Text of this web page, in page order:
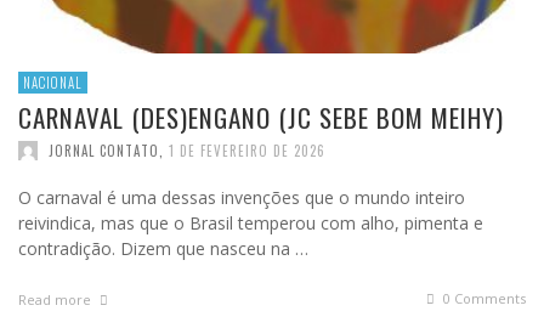
NACIONAL
CARNAVAL (DES)ENGANO (JC SEBE BOM MEIHY)
JORNAL CONTATO, 1 DE FEVEREIRO DE 2026
O carnaval é uma dessas invenções que o mundo inteiro
reivindica, mas que o Brasil temperou com alho, pimenta e
contradição. Dizem que nasceu na …
Read more 0 Comments